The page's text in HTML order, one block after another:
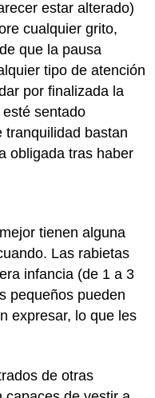
estar alterado)
cualquier grito,
que la pausa
tipo de atención
por finalizada la
sentado
tranquilidad bastan
obligada tras haber
tienen alguna
Las rabietas
infancia (de 1 a 3
pequeños pueden
expresar, lo que les
de otras